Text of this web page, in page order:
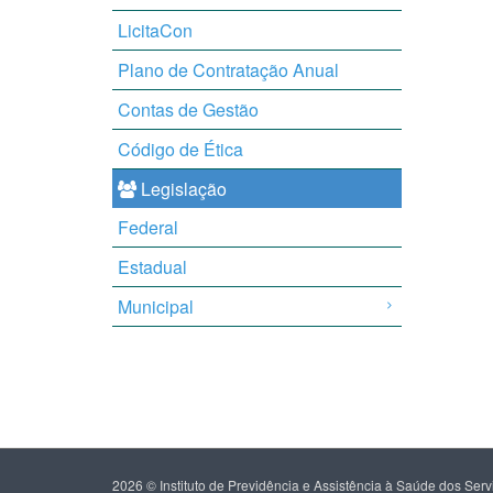
LicitaCon
Plano de Contratação Anual
Contas de Gestão
Código de Ética
Legislação
Federal
Estadual
Municipal
2026 © Instituto de Previdência e Assistência à Saúde dos